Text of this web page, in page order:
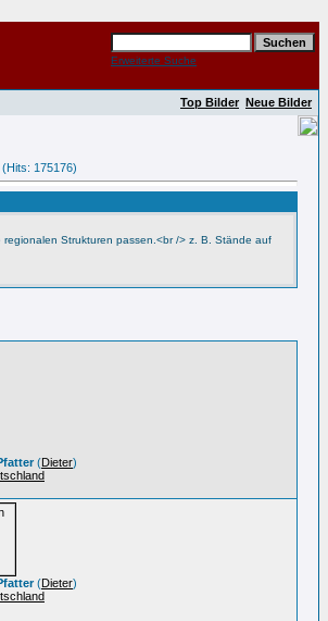
Erweiterte Suche
Top Bilder Neue Bilder
175176)
Strukturen passen.<br /> z. B. Stände auf
(Dieter)
(Dieter)